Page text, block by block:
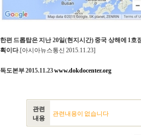
한편 드롭탑은 지난 20일(현지시간) 중국 상해에 1
획이다.[아시아뉴스통신 2015.11.23]
독도본부 2015.11.23www.dokdocenter.org
관련
내용
관련내용이 없습니다